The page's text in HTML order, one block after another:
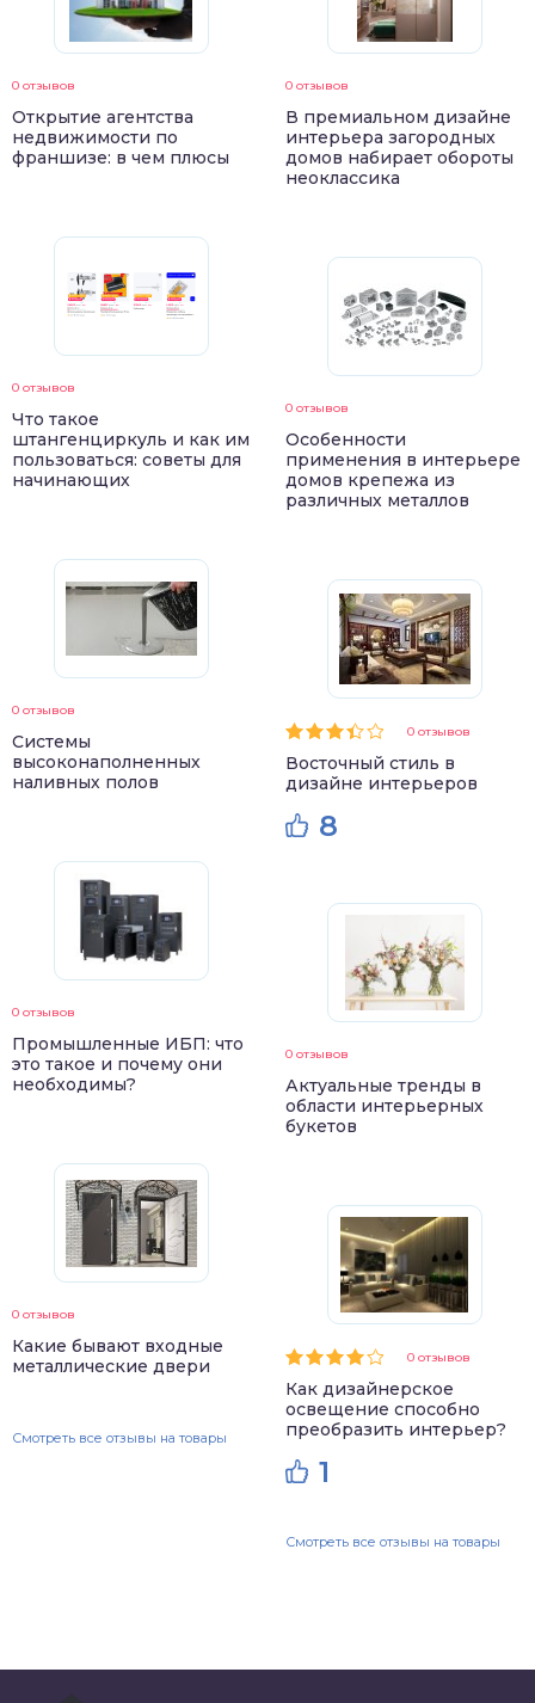
0 отзывов
Открытие агентства
недвижимости по
франшизе: в чем плюсы
0 отзывов
Что такое
штангенциркуль и как им
пользоваться: советы для
начинающих
0 отзывов
Системы
высоконаполненных
наливных полов
0 отзывов
Промышленные ИБП: что
это такое и почему они
необходимы?
0 отзывов
Какие бывают входные
металлические двери
Смотреть все отзывы на товары
0 отзывов
В премиальном дизайне
интерьера загородных
домов набирает обороты
неоклассика
0 отзывов
Особенности
применения в интерьере
домов крепежа из
различных металлов
0 отзывов
Восточный стиль в
дизайне интерьеров
8
0 отзывов
Актуальные тренды в
области интерьерных
букетов
0 отзывов
Как дизайнерское
освещение способно
преобразить интерьер?
1
Смотреть все отзывы на товары